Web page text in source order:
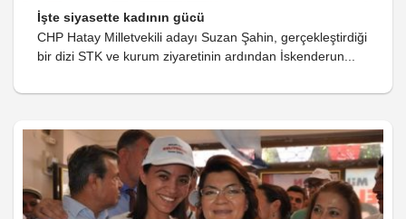
İşte siyasette kadının gücü
CHP Hatay Milletvekili adayı Suzan Şahin, gerçekleştirdiği
bir dizi STK ve kurum ziyaretinin ardından İskenderun...